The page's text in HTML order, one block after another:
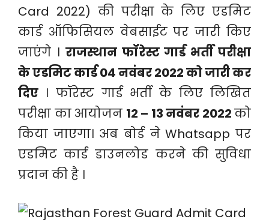
Card 2022) की परीक्षा के लिए एडमिट
कार्ड ऑफिसियल वेबसाईट पर जारी किए
जाएंगे । राजस्थान फॉरेस्ट गार्ड भर्ती परीक्षा
के एडमिट कार्ड 04 नवंबर 2022 को जारी कर
दिए । फॉरेस्ट गार्ड भर्ती के लिए लिखित
परीक्षा का आयोजन 12 – 13 नवंबर 2022को
किया जाएगा। अब बोर्ड ने Whatsapp पर
एडमिट कार्ड डाउनलोड करने की सुविधा
प्रदान की है ।